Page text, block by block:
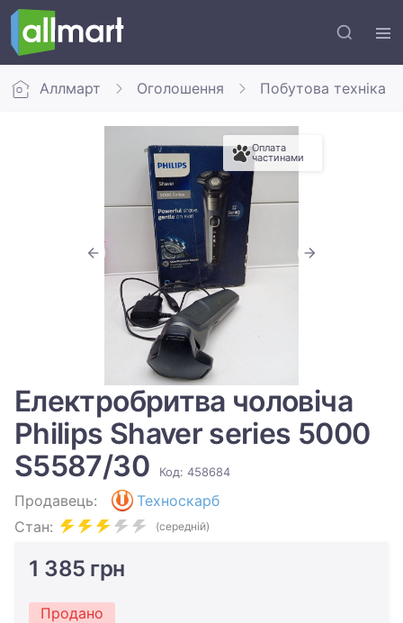
Аллмарт Оголошення Побутова техніка
Оплата
частинами
Електробритва чоловіча
Philips Shaver series 5000
S5587/30
Код: 458684
Продавець:
Техноскарб
Стан:
(середній)
1 385 грн
Продано